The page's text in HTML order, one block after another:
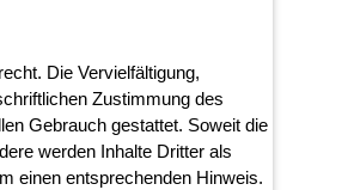
Die Vervielfältigung,
Zustimmung des
Gebrauch gestattet. Soweit die
werden Inhalte Dritter als
einen entsprechenden Hinweis.